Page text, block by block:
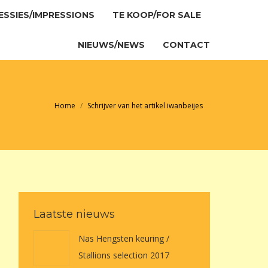
IMPRESSIONS TE KOOP/FOR SALE
NIEUWS/NEWS CONTACT
Je bent hier:
Home Schrijver van het artikel iwanbeijes
Laatste nieuws
Nas Hengsten keuring /
Stallions selection 2017
IMPRESSIONS TE KOOP/FOR SALE
NIEUWS/NEWS CONTACT